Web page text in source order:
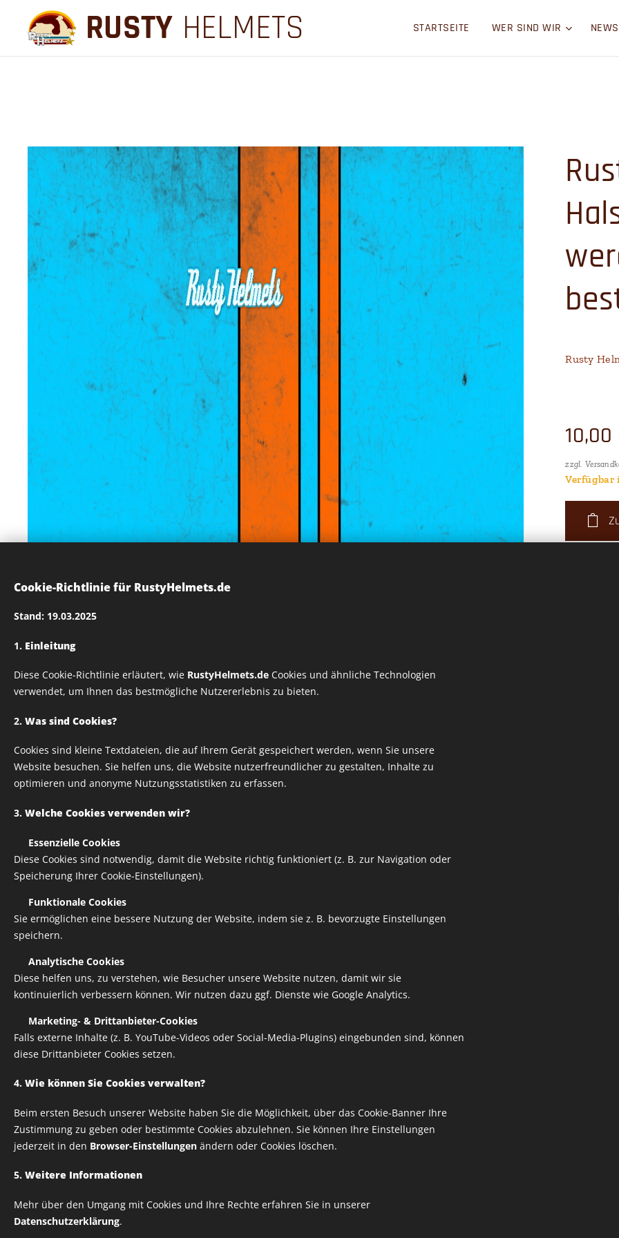
RUSTY HELMETS STARTSEITE WER SIND WIR NEWS
Rusty
10,00
zzgl.
Verfügbar
Cookie-Richtlinie für RustyHelmets.de
Stand: 19.03.2025
1. Einleitung
Diese Cookie-Richtlinie erläutert, wie RustyHelmets.de Cookies und ähnliche Technologien
verwendet, um Ihnen das bestmögliche Nutzererlebnis zu bieten.
2. Was sind Cookies?
Cookies sind kleine Textdateien, die auf Ihrem Gerät gespeichert werden, wenn Sie unsere
Website besuchen. Sie helfen uns, die Website nutzerfreundlicher zu gestalten, Inhalte zu
optimieren und anonyme Nutzungsstatistiken zu erfassen.
3. Welche Cookies verwenden wir?
Essenzielle Cookies
Diese Cookies sind notwendig, damit die Website richtig funktioniert (z. B. zur Navigation oder
Speicherung Ihrer Cookie-Einstellungen).
Funktionale Cookies
Sie ermöglichen eine bessere Nutzung der Website, indem sie z. B. bevorzugte Einstellungen
speichern.
Analytische Cookies
Diese helfen uns, zu verstehen, wie Besucher unsere Website nutzen, damit wir sie
kontinuierlich verbessern können. Wir nutzen dazu ggf. Dienste wie Google Analytics.
Marketing- & Drittanbieter-Cookies
Falls externe Inhalte (z. B. YouTube-Videos oder Social-Media-Plugins) eingebunden sind, können
diese Drittanbieter Cookies setzen.
4. Wie können Sie Cookies verwalten?
Beim ersten Besuch unserer Website haben Sie die Möglichkeit, über das Cookie-Banner Ihre
Zustimmung zu geben oder bestimmte Cookies abzulehnen. Sie können Ihre Einstellungen
jederzeit in den Browser-Einstellungen ändern oder Cookies löschen.
5. Weitere Informationen
Mehr über den Umgang mit Cookies und Ihre Rechte erfahren Sie in unserer
Datenschutzerklärung.